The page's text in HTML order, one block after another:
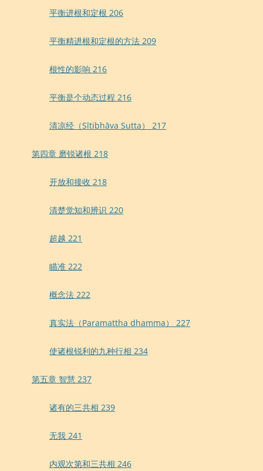
平衡进根和定根 206
平衡精进根和定根的方法 209
根性的影响 216
平衡是个动态过程 216
清凉经（Sītibhāva Sutta） 217
第四章 磨锐诸根 218
开放和接收 218
清楚觉知和辨识 220
超越 221
瞄准 222
概念法 222
真实法（Paramattha dhamma） 227
使诸根锐利的九种行相 234
第五章 智慧 237
诸有的三共相 239
无我 241
内观次第和三共相 246